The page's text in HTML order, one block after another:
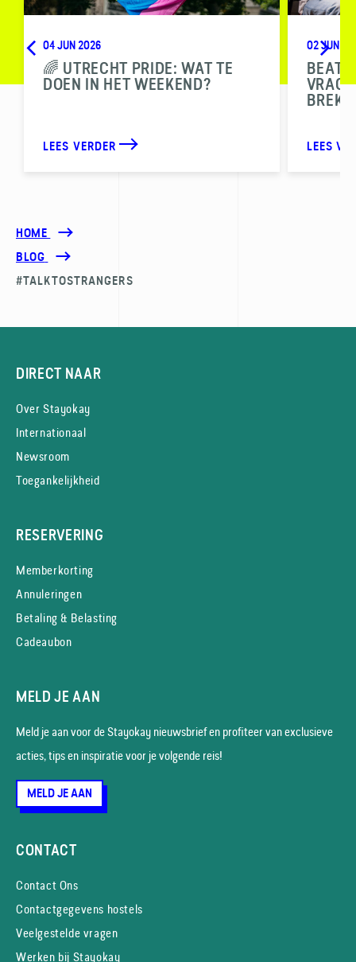
04 JUN 2026
🌈 UTRECHT PRIDE: WAT TE
DOEN IN HET WEEKEND?
LEES VERDER
02 JUN
BEAT
LEES
HOME
BLOG
#TALKTOSTRANGERS
DIRECT NAAR
Over Stayokay
Internationaal
Newsroom
Toegankelijkheid
RESERVERING
Memberkorting
Annuleringen
Betaling & Belasting
Cadeaubon
MELD JE AAN
Meld je aan voor de Stayokay nieuws­brief en profiteer van exclusieve
acties, tips en inspiratie voor je volgende reis!
MELD JE AAN
CONTACT
Contact Ons
Contactgegevens hostels
Veelgestelde vragen
Werken bij Stayokay